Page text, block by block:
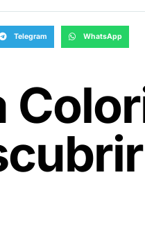
Telegram WhatsApp